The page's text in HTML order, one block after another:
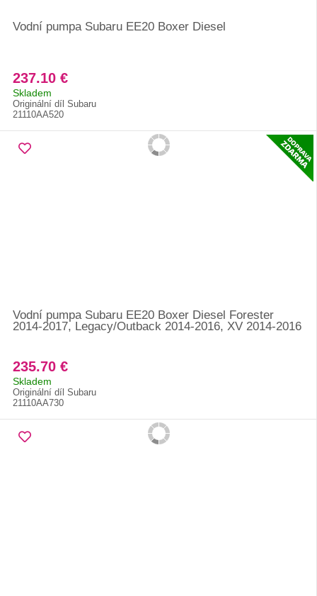
Vodní pumpa Subaru EE20 Boxer Diesel
237.10 €
Skladem
Originální díl Subaru
21110AA520
Vodní pumpa Subaru EE20 Boxer Diesel Forester
2014-2017, Legacy/Outback 2014-2016, XV 2014-2016
235.70 €
Skladem
Originální díl Subaru
21110AA730